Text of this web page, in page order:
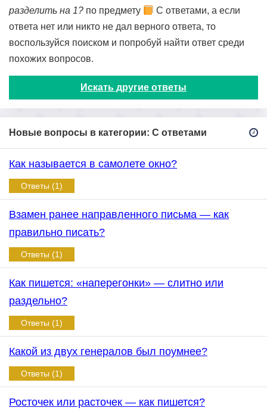
разделить на 1? по предмету
С ответами, а если
ответа нет или никто не дал верного ответа, то
воспользуйся поиском и попробуй найти ответ среди
похожих вопросов.
Искать другие ответы
Новые вопросы в категории: С ответами
Как называется в самолете окно?
Ответы (1)
Взамен ранее направленного письма — как
правильно писать?
Ответы (1)
Как пишется: «наперегонки» — слитно или
раздельно?
Ответы (1)
Какой из двух генералов был поумнее?
Ответы (1)
Росточек или расточек — как пишется?